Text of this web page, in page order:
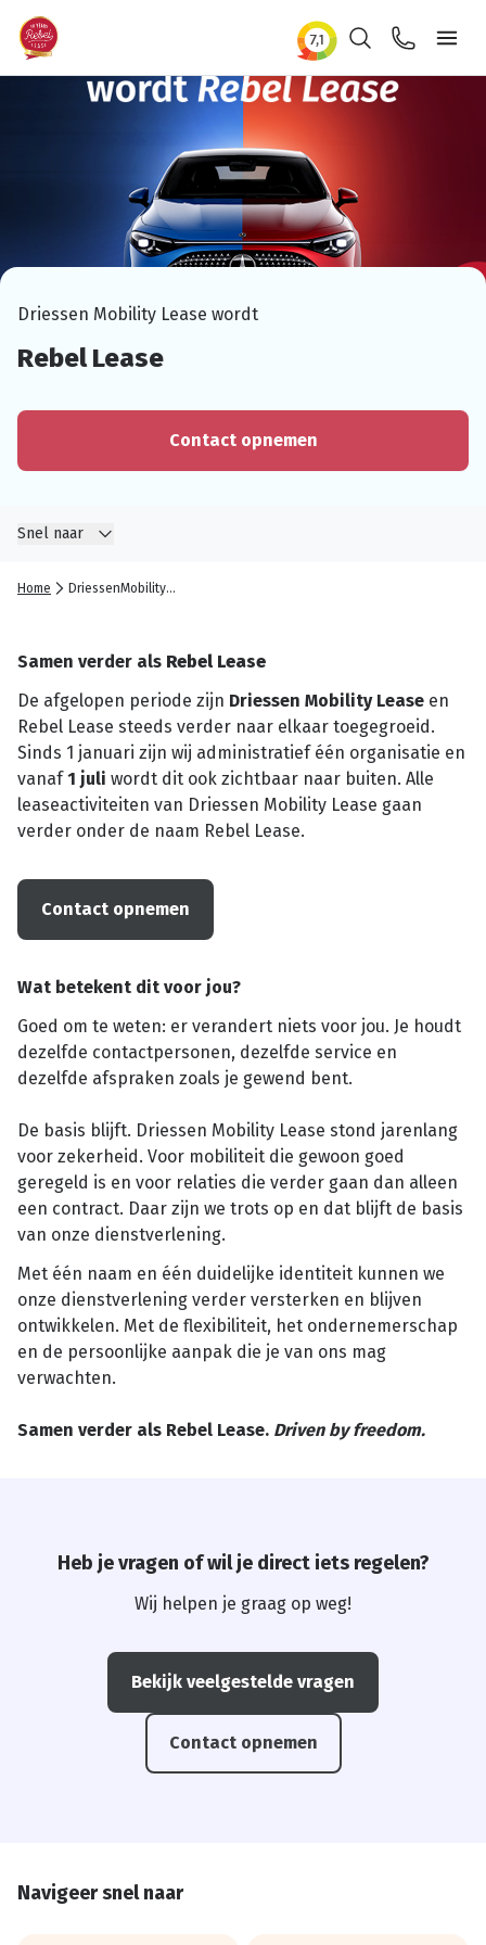
ZoekenContact
Driessen Mobility Lease wordt
Rebel Lease
Contact opnemen
Snel naar
Home DriessenMobilityLease
Samen verder als Rebel Lease
De afgelopen periode zijn Driessen Mobility Lease en
Rebel Lease steeds verder naar elkaar toegegroeid.
Sinds 1 januari zijn wij administratief één organisatie en
vanaf1 juli wordt dit ook zichtbaar naar buiten. Alle
leaseactiviteiten van Driessen Mobility Lease gaan
verder onder de naam Rebel Lease.
Contact opnemen
Wat betekent dit voor jou?
Goed om te weten: er verandert niets voor jou. Je houdt
dezelfde contactpersonen, dezelfde service en
dezelfde afspraken zoals je gewend bent.
De basis blijft. Driessen Mobility Lease stond jarenlang
voor zekerheid. Voor mobiliteit die gewoon goed
geregeld is en voor relaties die verder gaan dan alleen
een contract. Daar zijn we trots op en dat blijft de basis
van onze dienstverlening.
Met één naam en één duidelijke identiteit kunnen we
onze dienstverlening verder versterken en blijven
ontwikkelen. Met de flexibiliteit, het ondernemerschap
en de persoonlijke aanpak die je van ons mag
verwachten.
Samen verder als Rebel Lease. Driven by freedom.
Heb je vragen of wil je direct iets regelen?
Wij helpen je graag op weg!
Bekijk veelgestelde vragen
Contact opnemen
Navigeer snel naar